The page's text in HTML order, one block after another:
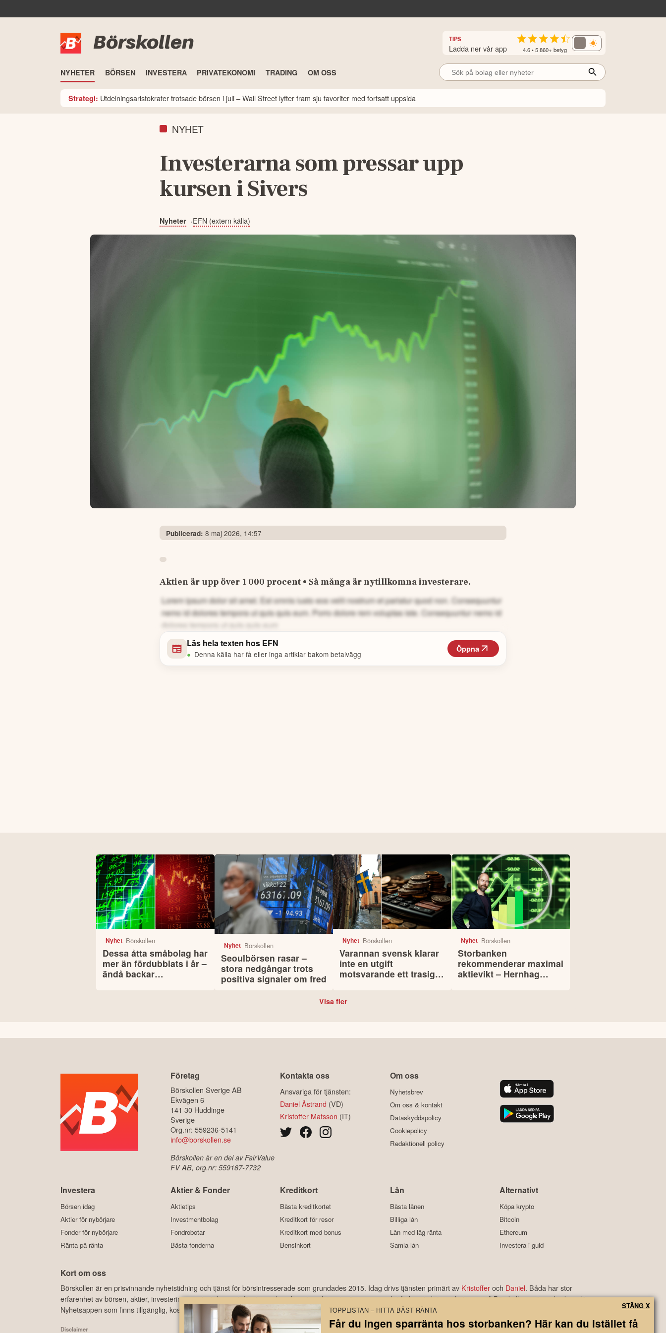
Börskollen TIPS
Ladda ner vår app 4.6 • 5 860+ betyg
NYHETER BÖRSEN INVESTERA PRIVATEKONOMI TRADING OM OSS
Strategi: Utdelningsaristokrater trotsade börsen i juli – Wall Street lyfter fram sju favoriter med fortsatt uppsida
NYHET
Investerarna som pressar upp
kursen i Sivers
Nyheter EFN (extern källa)
Publicerad: 8 maj 2026, 14:57
Aktien är upp över 1 000 procent • Så många är nytillkomna investerare.
Lorem ipsum dolor sit amet. Est omnis iusto eos velit nostrum et pariatur quod non. Consequuntur
nemo id dolores tempora ut quis quis eum. Porro dolore rem voluptas iste. Consequuntur nemo id
dolores tempora ut quis quis eum
Läs hela texten hos EFN
• Denna källa har få eller inga artiklar bakom betalvägg
Öppna
Nyhet Börskollen
Dessa åtta småbolag har
mer än fördubblats i år –
ändå backar
Nyhet Börskollen
Seoulbörsen rasar –
stora nedgångar trots
positiva signaler om fred
Nyhet Börskollen
Varannan svensk klarar
inte en utgift
motsvarande ett trasigt
Nyhet Börskollen
Storbanken
rekommenderar maximal
aktievikt – Hernhag
Visa fler
Företag
Börskollen Sverige AB
Ekvägen 6
141 30 Huddinge
Sverige
Org.nr: 559236-5141
info@borskollen.se
Börskollen är en del av FairValue
FV AB, org.nr: 559187-7732
Kontakta oss
Ansvariga för tjänsten:
Daniel Åstrand (VD)
Kristoffer Matsson (IT)
Om oss
Nyhetsbrev
Om oss & kontakt
Dataskyddspolicy
Cookiepolicy
Redaktionell policy
Investera
Börsen idag
Aktier för nybörjare
Fonder för nybörjare
Ränta på ränta
Aktier & Fonder
Aktietips
Investmentbolag
Fondrobotar
Bästa fonderna
Kreditkort
Bästa kreditkortet
Kreditkort för resor
Kreditkort med bonus
Bensinkort
Lån
Bästa lånen
Billiga lån
Lån med låg ränta
Samla lån
Alternativt
Köpa krypto
Bitcoin
Ethereum
Investera i guld
Kort om oss
Börskollen är en prisvinnande nyhetstidning och tjänst för börsintresserade som grundades 2015. Idag drivs tjänsten primärt av Kristofferoch Daniel. Båda har stor
erfarenhet av börsen, aktier, investeringar, privatekonomi, företagande och motorrelaterat – ämnen som det frekvent skrivs nyheter om till Börskollens växande skara läsare.
Nyhetsappen som finns tillgänglig, kostnadsfritt, har under åren laddats ner hundratusentals gånger och med ett användarbetyg som är bland de bästa i branschen.
Disclaimer
TOPPLISTAN – HITTA BÄST RÄNTA
Får du ingen sparränta hos storbanken? Här kan du istället få
STÄNG X